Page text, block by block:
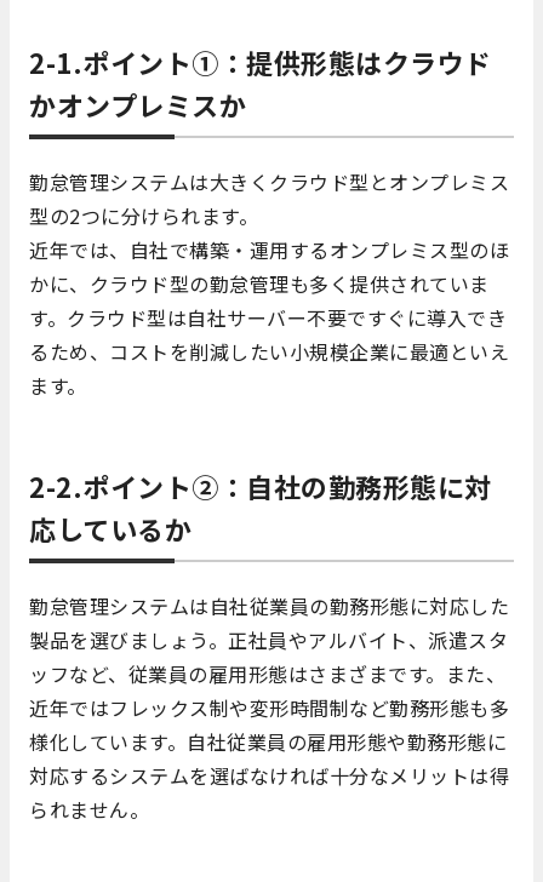
2-1.ポイント①：提供形態はクラウド
かオンプレミスか
勤怠管理システムは大きくクラウド型とオンプレミス
型の2つに分けられます。
近年では、自社で構築・運用するオンプレミス型のほ
かに、クラウド型の勤怠管理も多く提供されていま
す。クラウド型は自社サーバー不要ですぐに導入でき
るため、コストを削減したい小規模企業に最適といえ
ます。
2-2.ポイント②：自社の勤務形態に対
応しているか
勤怠管理システムは自社従業員の勤務形態に対応した
製品を選びましょう。正社員やアルバイト、派遣スタ
ッフなど、従業員の雇用形態はさまざまです。また、
近年ではフレックス制や変形時間制など勤務形態も多
様化しています。自社従業員の雇用形態や勤務形態に
対応するシステムを選ばなければ十分なメリットは得
られません。